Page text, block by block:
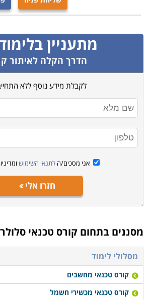
מתעניין
הדרך הקלה לאיתור
לקבלת מידע נוסף ללא
אני מסכים/ה לתנאי השימוש
חזרו אלי
מסננים בתחום קורס טכנאי
מסלולי לימוד
קורס טכנאי מחשבים
קורס טכנאי מכשירי חשמל